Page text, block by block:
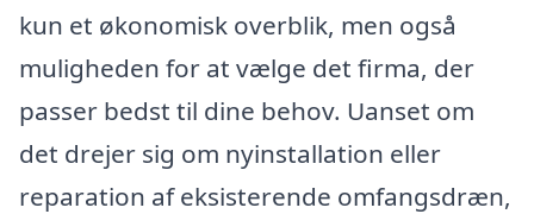
kun et økonomisk overblik, men også
muligheden for at vælge det firma, der
passer bedst til dine behov. Uanset om
det drejer sig om nyinstallation eller
reparation af eksisterende omfangsdræn,